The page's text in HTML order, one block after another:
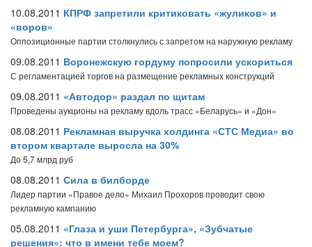
10.08.2011 КПРФ запретили критиковать «жуликов» и
«воров»
Оппозиционные партии столкнулись с запретом на наружную рекламу
09.08.2011 Воронежскую гордуму попросили ускориться
С регламентацией торгов на размещение рекламных конструкций
09.08.2011 «Автодор» раздал по щитам
Проведены аукционы на рекламу вдоль трасс «Беларусь» и «Дон»
08.08.2011 Рекламная выручка холдинга «СТС Медиа» во
втором квартале выросла на 30%
До 5,7 млрд руб
08.08.2011 Сила в билборде
Лидер партии «Правое дело» Михаил Прохоров проводит свою
рекламную кампанию
05.08.2011 «Глаза и уши Петербурга», «Зубчатые
решения»: что в имени тебе моем?